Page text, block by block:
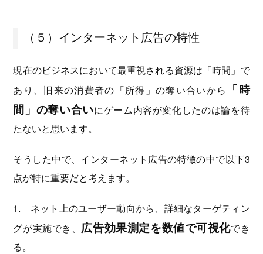
（５）インターネット広告の特性
現在のビジネスにおいて最重視される資源は「時間」で
あり、旧来の消費者の「所得」の奪い合いから
「時
間」の奪い合いにゲーム内容が変化したのは論を待
たないと思います。
そうした中で、インターネット広告の特徴の中で以下3
点が特に重要だと考えます。
1. ネット上のユーザー動向から、詳細なターゲティン
グが実施でき、 広告効果測定を数値で可視化でき
る。